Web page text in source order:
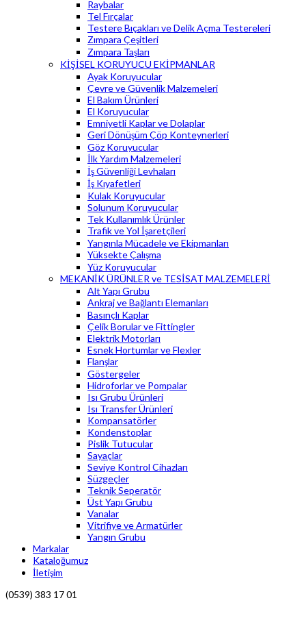
Raybalar
Tel Fırçalar
Testere Bıçakları ve Delik Açma Testereleri
Zımpara Çeşitleri
Zımpara Taşları
KİŞİSEL KORUYUCU EKİPMANLAR
Ayak Koruyucular
Çevre ve Güvenlik Malzemeleri
El Bakım Ürünleri
El Koruyucular
Emniyetli Kaplar ve Dolaplar
Geri Dönüşüm Çöp Konteynerleri
Göz Koruyucular
İlk Yardım Malzemeleri
İş Güvenliği Levhaları
İş Kıyafetleri
Kulak Koruyucular
Solunum Koruyucular
Tek Kullanımlık Ürünler
Trafik ve Yol İşaretçileri
Yangınla Mücadele ve Ekipmanları
Yüksekte Çalışma
Yüz Koruyucular
MEKANİK ÜRÜNLER ve TESİSAT MALZEMELERİ
Alt Yapı Grubu
Ankraj ve Bağlantı Elemanları
Basınçlı Kaplar
Çelik Borular ve Fittingler
Elektrik Motorları
Esnek Hortumlar ve Flexler
Flanşlar
Göstergeler
Hidroforlar ve Pompalar
Isı Grubu Ürünleri
Isı Transfer Ürünleri
Kompansatörler
Kondenstoplar
Pislik Tutucular
Sayaçlar
Seviye Kontrol Cihazları
Süzgeçler
Teknik Seperatör
Üst Yapı Grubu
Vanalar
Vitrifiye ve Armatürler
Yangın Grubu
Markalar
Kataloğumuz
İletişim
(0539) 383 17 01